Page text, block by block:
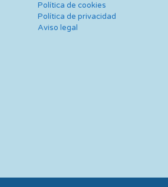
Política de cookies
Política de privacidad
Aviso legal